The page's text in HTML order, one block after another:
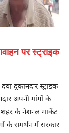
पर स्ट्राइक
दुकानदार स्ट्राइक
अपनी मांगों के
शहर के नेशनल मार्केट
के समर्थन में सरकार